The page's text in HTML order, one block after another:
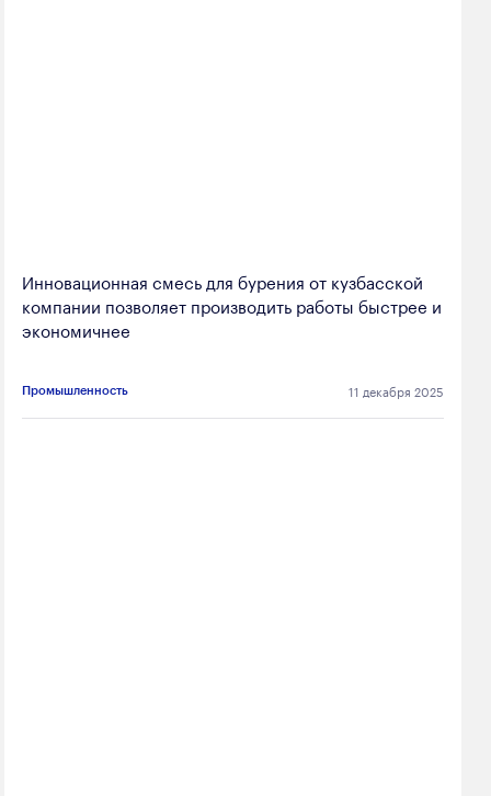
Инновационная смесь для бурения от кузбасской
компании позволяет производить работы быстрее и
экономичнее
Промышленность 11 декабря 2025